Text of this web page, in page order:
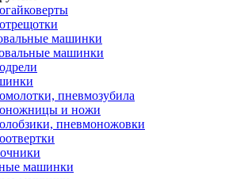
машинки
машинки
пневмозубила
и ножи
пневмоножовки
машинки